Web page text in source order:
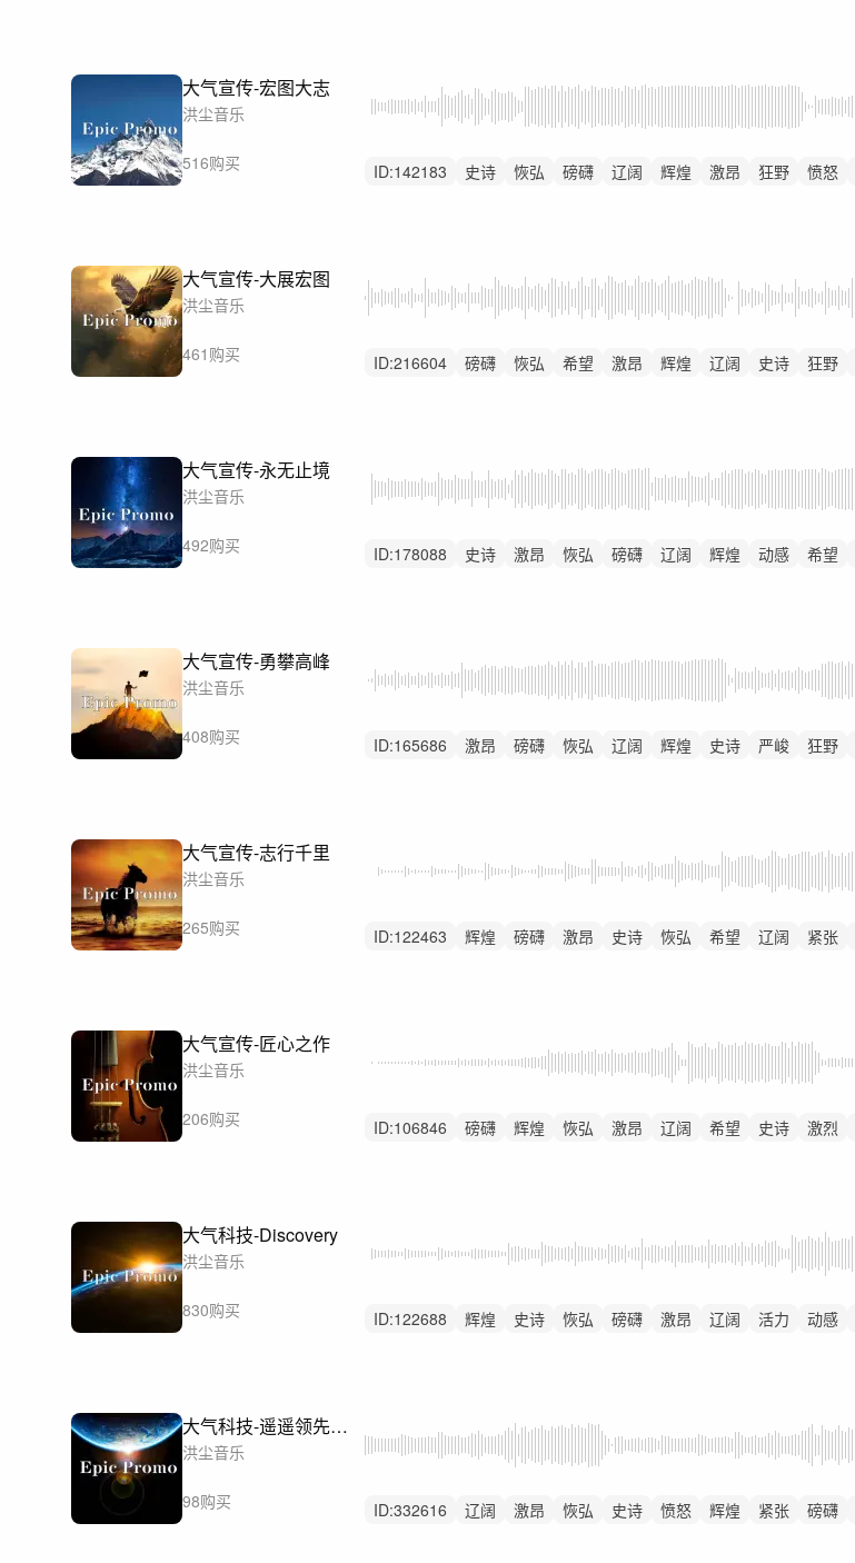
大气宣传-宏图大志
洪尘音乐
516购买 ID:142183 史诗 恢弘 磅礴 辽阔 辉煌 激昂 狂野 愤怒
大气宣传-大展宏图
洪尘音乐
461购买 ID:216604 磅礴 恢弘 希望 激昂 辉煌 辽阔 史诗 狂野
大气宣传-永无止境
洪尘音乐
492购买 ID:178088 史诗 激昂 恢弘 磅礴 辽阔 辉煌 动感 希望
大气宣传-勇攀高峰
洪尘音乐
408购买 ID:165686 激昂 磅礴 恢弘 辽阔 辉煌 史诗 严峻 狂野
大气宣传-志行千里
洪尘音乐
265购买 ID:122463 辉煌 磅礴 激昂 史诗 恢弘 希望 辽阔 紧张
大气宣传-匠心之作
洪尘音乐
206购买 ID:106846 磅礴 辉煌 恢弘 激昂 辽阔 希望 史诗 激烈
大气科技-Discovery
洪尘音乐
830购买 ID:122688 辉煌 史诗 恢弘 磅礴 激昂 辽阔 活力 动感
大气科技-遥遥领先（一分钟剪辑版、完整版、30秒版）
洪尘音乐
98购买 ID:332616 辽阔 激昂 恢弘 史诗 愤怒 辉煌 紧张 磅礴